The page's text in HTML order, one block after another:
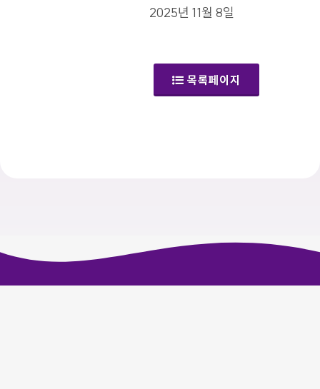
2025년 11월 8일
목록페이지